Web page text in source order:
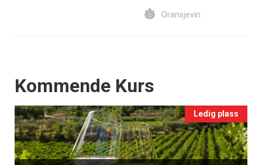
Oransjevin
Events
Kommende Kurs
Ledig plass